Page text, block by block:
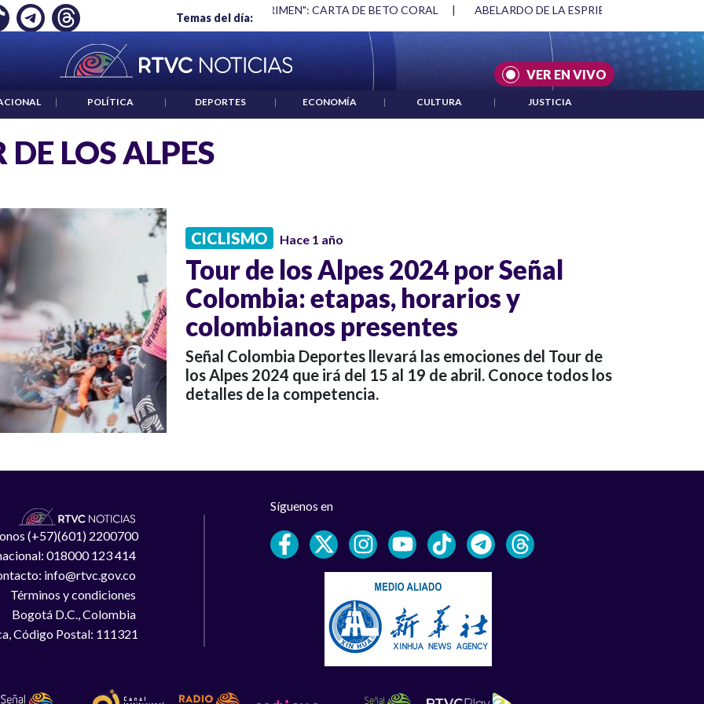
Temas del día:
EMPLEO: JP MORGAN "HABLAR NO ES UN CRIMEN": CARTA DE BETO CORAL | ABELARDO DE LA ESPRIELLA Y DMG
VER EN VIVO
| POLÍTICA | DEPORTES | ECONOMÍA | CULTURA | JUSTICIA
LOS ALPES
CICLISMO Hace 1 año
Tour de los Alpes 2024 por Señal
Colombia: etapas, horarios y
colombianos presentes
Señal Colombia Deportes llevará las emociones del Tour de
los Alpes 2024 que irá del 15 al 19 de abril. Conoce todos los
detalles de la competencia.
(+57)(601) 2200700
018000 123 414
info@rtvc.gov.co
Términos y condiciones
Bogotá D.C., Colombia
Código Postal: 111321
Síguenos en